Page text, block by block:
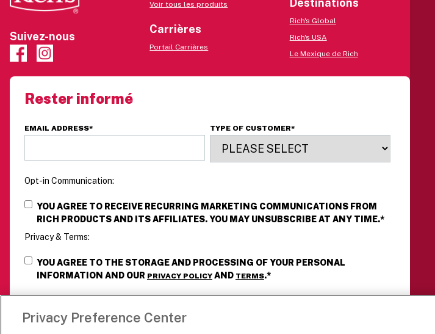
Suivez-nous
Voir tous les produits
Carrières
Portail Carrières
Destinations
Rich's Global
Rich's USA
Le Mexique de Rich
Rester informé
EMAIL ADDRESS* TYPE OF CUSTOMER*
Opt-in Communication:
YOU AGREE TO RECEIVE RECURRING MARKETING COMMUNICATIONS FROM
RICH PRODUCTS AND ITS AFFILIATES. YOU MAY UNSUBSCRIBE AT ANY TIME.*
Privacy & Terms:
YOU AGREE TO THE STORAGE AND PROCESSING OF YOUR PERSONAL
INFORMATION AND OUR PRIVACY POLICYAND TERMS.*
Privacy Preference Center